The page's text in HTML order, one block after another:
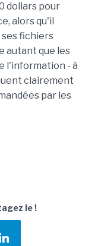
dollars pour
alors qu'il
fichiers
autant que les
l'information - à
clairement
par les
le !